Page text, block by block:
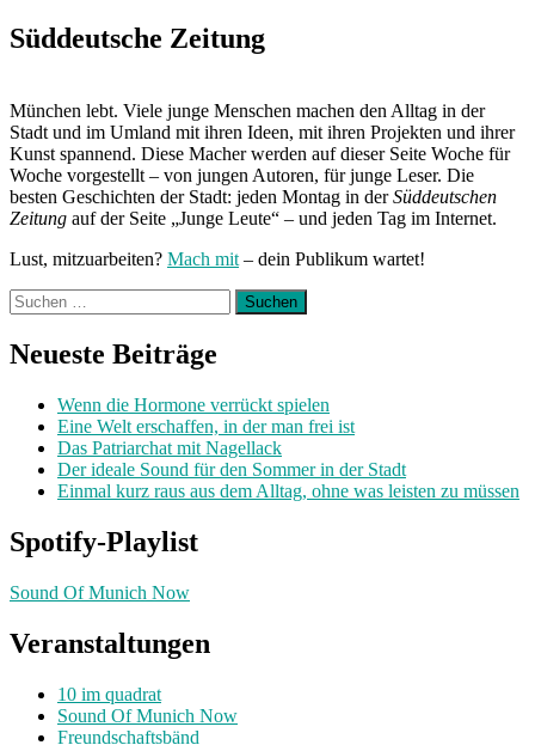
Süddeutsche Zeitung
München lebt. Viele junge Menschen machen den Alltag in der
Stadt und im Umland mit ihren Ideen, mit ihren Projekten und ihrer
Kunst spannend. Diese Macher werden auf dieser Seite Woche für
Woche vorgestellt – von jungen Autoren, für junge Leser. Die
besten Geschichten der Stadt: jeden Montag in derSüddeutschen
Zeitung auf der Seite „Junge Leute“ – und jeden Tag im Internet.
Lust, mitzuarbeiten? Mach mit – dein Publikum wartet!
Suchen
nach:
Neueste Beiträge
Wenn die Hormone verrückt spielen
Eine Welt erschaffen, in der man frei ist
Das Patriarchat mit Nagellack
Der ideale Sound für den Sommer in der Stadt
Einmal kurz raus aus dem Alltag, ohne was leisten zu müssen
Spotify-Playlist
Sound Of Munich Now
Veranstaltungen
10 im quadrat
Sound Of Munich Now
Freundschaftsbänd